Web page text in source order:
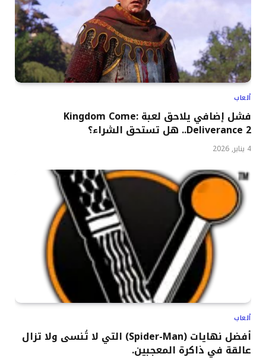
ألعاب
فشل إضافي يلاحق لعبة Kingdom Come:
Deliverance 2.. هل تستحق الشراء؟
4 يناير, 2026
ألعاب
أفضل نهايات (Spider-Man) التي لا تُنسى ولا تزال
عالقة في ذاكرة المعجبين.